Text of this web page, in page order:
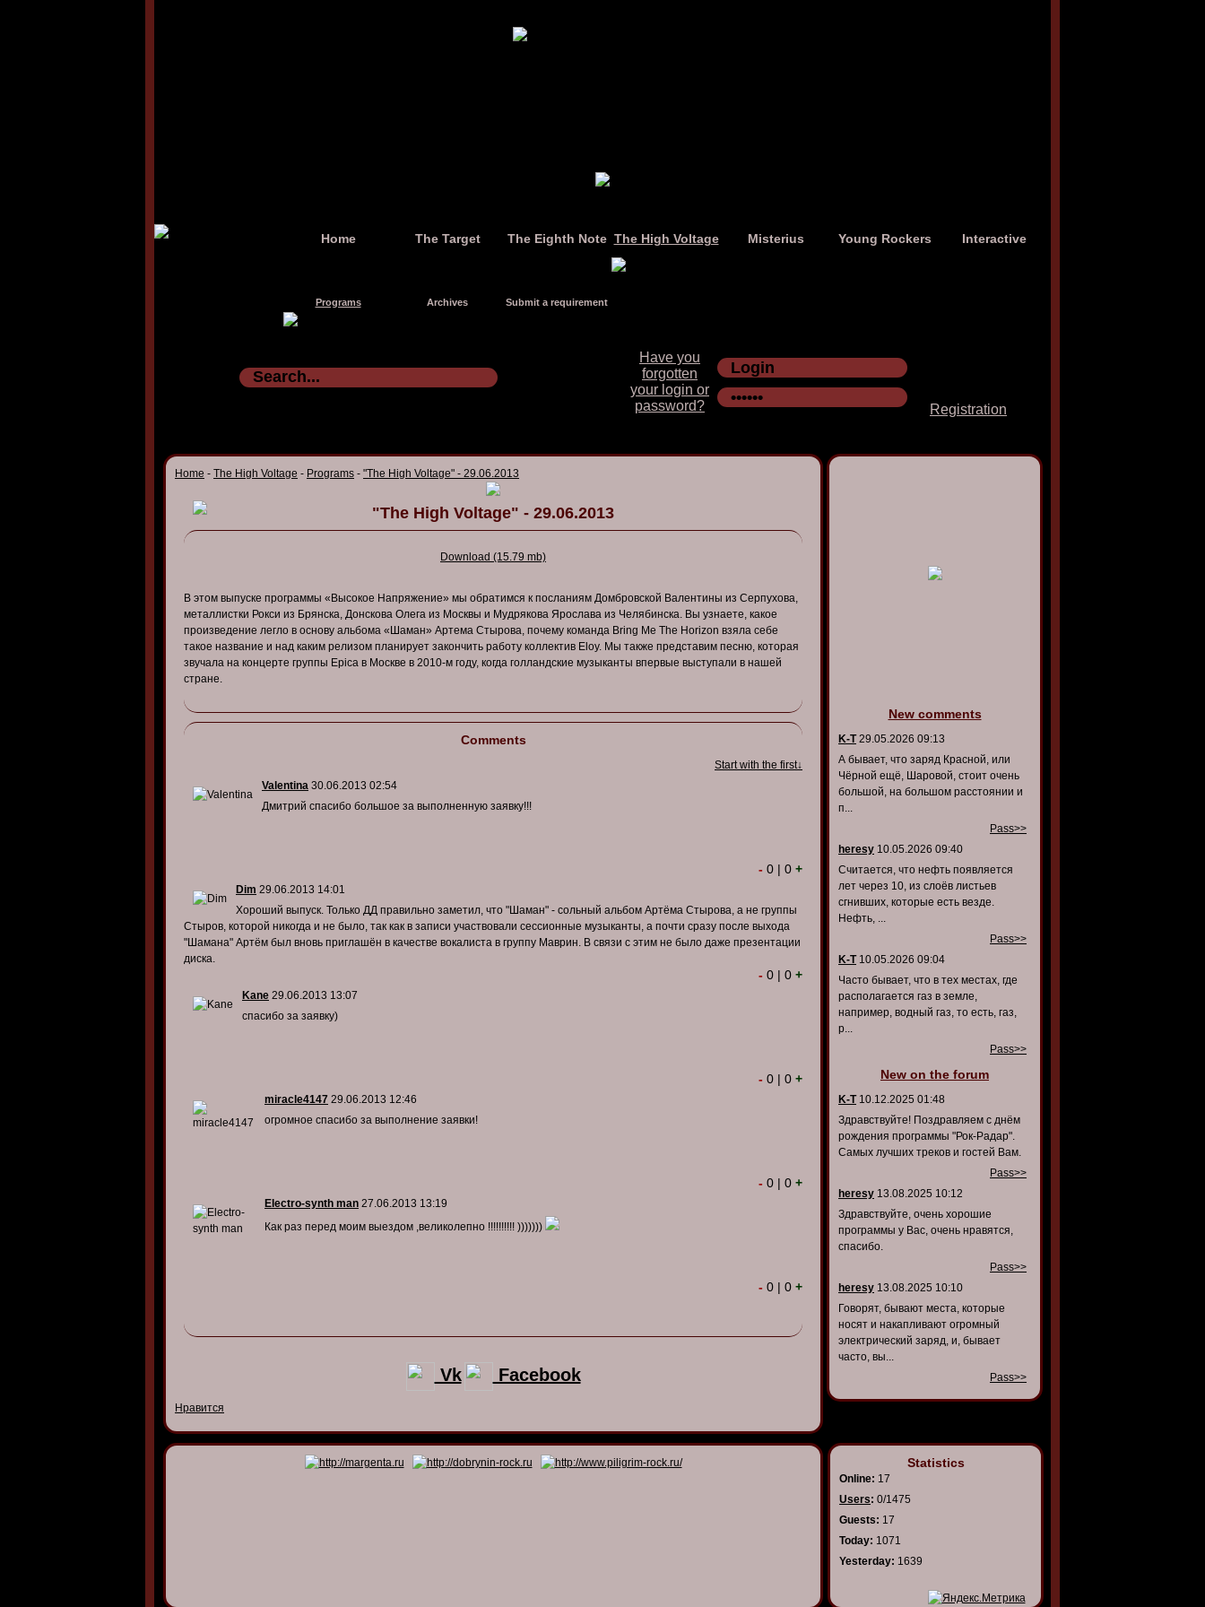
Home The Target The Eighth Note The High Voltage Misterius Young Rockers Interactive
Programs Archives Submit a requirement
Have you
forgotten
your login or
password?
Registration
Home - The High Voltage - Programs - "The High Voltage" - 29.06.2013
"The High Voltage" - 29.06.2013
Download (15.79 mb)
В этом выпуске программы «Высокое Напряжение» мы обратимся к посланиям Домбровской Валентины из Серпухова,
металлистки Рокси из Брянска, Донскова Олега из Москвы и Мудрякова Ярослава из Челябинска. Вы узнаете, какое
произведение легло в основу альбома «Шаман» Артема Стырова, почему команда Bring Me The Horizon взяла себе
такое название и над каким релизом планирует закончить работу коллектив Eloy. Мы также представим песню, которая
звучала на концерте группы Epica в Москве в 2010-м году, когда голландские музыканты впервые выступали в нашей
стране.
Comments
Start with the first↓
Valentina 30.06.2013 02:54
Дмитрий спасибо большое за выполненную заявку!!!
- 0 | 0 +
Dim 29.06.2013 14:01
Хороший выпуск. Только ДД правильно заметил, что "Шаман" - сольный альбом Артёма Стырова, а не группы
Стыров, которой никогда и не было, так как в записи участвовали сессионные музыканты, а почти сразу после выхода
"Шамана" Артём был вновь приглашён в качестве вокалиста в группу Маврин. В связи с этим не было даже презентации
диска.
- 0 | 0 +
Kane 29.06.2013 13:07
спасибо за заявку)
- 0 | 0 +
miracle4147 29.06.2013 12:46
огромное спасибо за выполнение заявки!
- 0 | 0 +
Electro-synth man 27.06.2013 13:19
Как раз перед моим выездом ,великолепно !!!!!!!!!! )))))))
- 0 | 0 +
Vk Facebook
Нравится
New comments
K-T29.05.2026 09:13
А бывает, что заряд Красной, или
Чёрной ещё, Шаровой, стоит очень
большой, на большом расстоянии и
п...
Pass>>
heresy 10.05.2026 09:40
Считается, что нефть появляется
лет через 10, из слоёв листьев
сгнивших, которые есть везде.
Нефть, ...
Pass>>
K-T10.05.2026 09:04
Часто бывает, что в тех местах, где
располагается газ в земле,
например, водный газ, то есть, газ,
р...
Pass>>
New on the forum
K-T10.12.2025 01:48
Здравствуйте! Поздравляем с днём
рождения программы "Рок-Радар".
Самых лучших треков и гостей Вам.
Pass>>
heresy 13.08.2025 10:12
Здравствуйте, очень хорошие
программы у Вас, очень нравятся,
спасибо.
Pass>>
heresy 13.08.2025 10:10
Говорят, бывают места, которые
носят и накапливают огромный
электрический заряд, и, бывает
часто, вы...
Pass>>
Statistics
Online: 17
Users: 0/1475
Guests: 17
Today: 1071
Yesterday: 1639